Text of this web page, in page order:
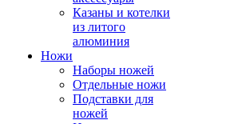
Казаны и котелки
из литого
алюминия
Ножи
Наборы ножей
Отдельные ножи
Подставки для
ножей